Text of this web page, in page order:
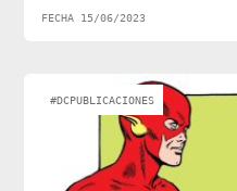
FECHA 15/06/2023
#DCPUBLICACIONES